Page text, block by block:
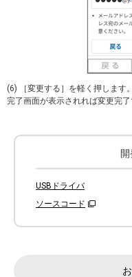
(6) ［変更する］を軽く押します。
完了画面が表示されれば変更完了
USBドライバ
ソースコード